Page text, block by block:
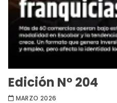
Edición Nº 204
MARZO 2026